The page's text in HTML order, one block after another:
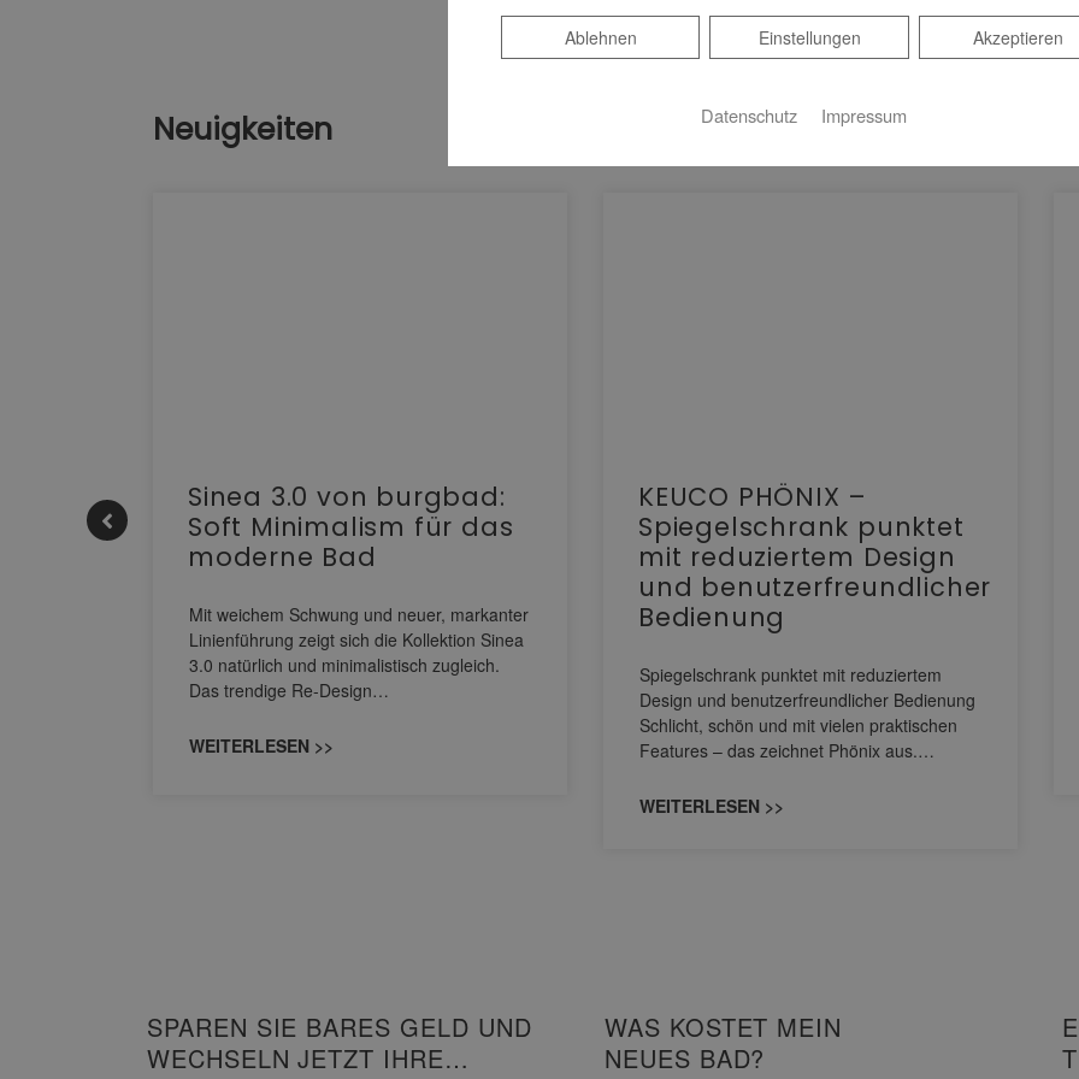
Neuigkeiten
Sinea 3.0 von burgbad:
Soft Minimalism für das
moderne Bad
Mit weichem Schwung und neuer, markanter
Linienführung zeigt sich die Kollektion Sinea
3.0 natürlich und minimalistisch zugleich.
Das trendige Re-Design…
WEITERLESEN >>
KEUCO PHÖNIX –
Spiegelschrank punktet
mit reduziertem Design
und benutzerfreundlicher
Bedienung
Spiegelschrank punktet mit reduziertem
Design und benutzerfreundlicher Bedienung
Schlicht, schön und mit vielen praktischen
Features – das zeichnet Phönix aus.…
WEITERLESEN >>
SPAREN SIE BARES GELD UND
WECHSELN JETZT IHRE
WAS KOSTET MEIN
NEUES BAD?
Akzeptieren
Einstellungen
Ablehnen
Ablehnen
Datenschutz Impressum